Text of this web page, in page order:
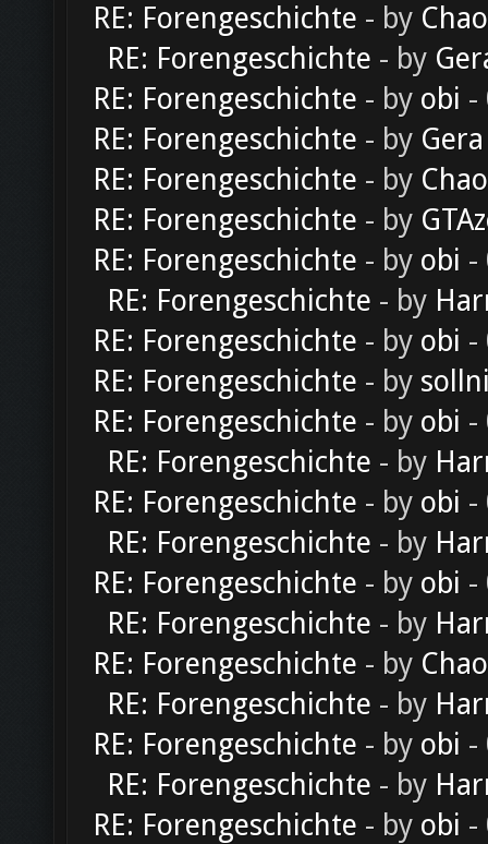
RE: Forengeschichte - by
RE: Forengeschichte - by
RE: Forengeschichte - by obi -
RE: Forengeschichte - by Gera
RE: Forengeschichte - by
RE: Forengeschichte - by
RE: Forengeschichte - by obi -
RE: Forengeschichte - by
RE: Forengeschichte - by obi -
RE: Forengeschichte - by
RE: Forengeschichte - by obi -
RE: Forengeschichte - by
RE: Forengeschichte - by obi -
RE: Forengeschichte - by
RE: Forengeschichte - by obi -
RE: Forengeschichte - by
RE: Forengeschichte - by
RE: Forengeschichte - by
RE: Forengeschichte - by obi -
RE: Forengeschichte - by
RE: Forengeschichte - by obi -